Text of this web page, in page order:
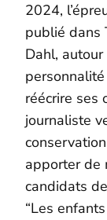
2024,
publié dans
Dahl,
réécrire ses
journaliste
apporter de
candidats
“Les